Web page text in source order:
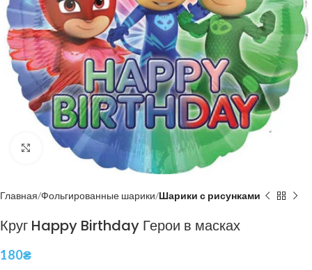
Нажмите, чтобы увеличить
Главная Фольгированные шарики Шарики с рисунками
Круг Happy Birthday Герои в масках
180₴